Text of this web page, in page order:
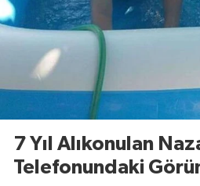
7 Yıl Alıkonulan
Telefonundaki